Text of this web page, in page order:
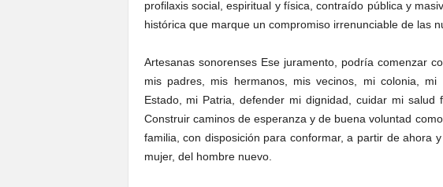
profilaxis social, espiritual y física, contraído pública y
histórica que marque un compromiso irrenunciable de las
Artesanas sonorenses Ese juramento, podría comenzar
mis padres, mis hermanos, mis vecinos, mi colonia,
Estado, mi Patria, defender mi dignidad, cuidar mi salud
Construir caminos de esperanza y de buena voluntad
familia, con disposición para conformar, a partir de ahora
mujer, del hombre nuevo.